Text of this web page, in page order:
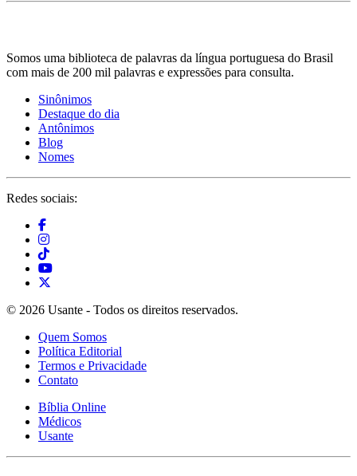
Somos uma biblioteca de palavras da língua portuguesa do Brasil
com mais de 200 mil palavras e expressões para consulta.
Sinônimos
Destaque do dia
Antônimos
Blog
Nomes
Redes sociais:
© 2026 Usante - Todos os direitos reservados.
Quem Somos
Política Editorial
Termos e Privacidade
Contato
Bíblia Online
Médicos
Usante